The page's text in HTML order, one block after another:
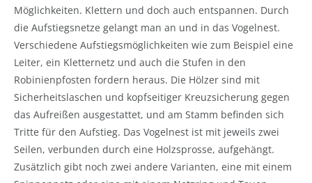
Möglichkeiten. Klettern und doch auch entspannen. Durch
die Aufstiegsnetze gelangt man an und in das Vogelnest.
Verschiedene Aufstiegsmöglichkeiten wie zum Beispiel eine
Leiter, ein Kletternetz und auch die Stufen in den
Robinienpfosten fordern heraus. Die Hölzer sind mit
Sicherheitslaschen und kopfseitiger Kreuzsicherung gegen
das Aufreißen ausgestattet, und am Stamm befinden sich
Tritte für den Aufstieg. Das Vogelnest ist mit jeweils zwei
Seilen, verbunden durch eine Holzsprosse, aufgehängt.
Zusätzlich gibt noch zwei andere Varianten, eine mit einem